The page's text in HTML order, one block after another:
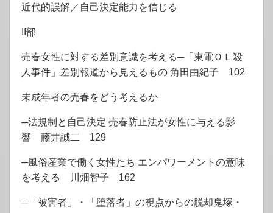
近代的誤解／自己決定能力を信じる
II部
売春女性に対する差別意識を考える─「東電ＯＬ殺
人事件」差別報道から見えるもの 角田由紀子 102
未成年者の売春をどう考えるか
─法規制と自己決定 売春防止法が女性に与える影
響 藤井誠二 129
─風俗産業で働く女性たち エンパワーメントの意味
を考える 川畑智子 162
─「被害者」・「堕落者」の視点からの脱却鬼塚・